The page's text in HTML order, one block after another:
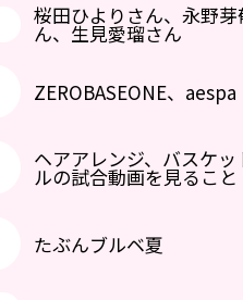
桜田ひよりさん、永野芽
ん、生見愛瑠さん
ZEROBASEONE、aespa
ヘアアレンジ、バスケッ
ルの試合動画を見ること
たぶんブルベ夏